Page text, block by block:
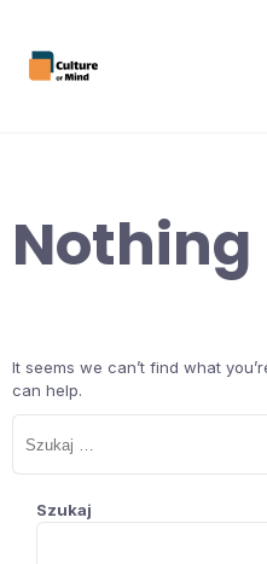
content
Nothing
It seems we can’t find what
can help.
Szukaj:
Szukaj